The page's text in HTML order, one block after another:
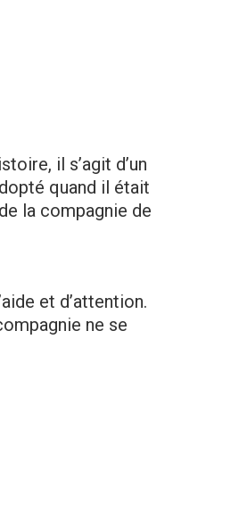
il s’agit d’un
quand il était
la compagnie de
et d’attention.
ne se